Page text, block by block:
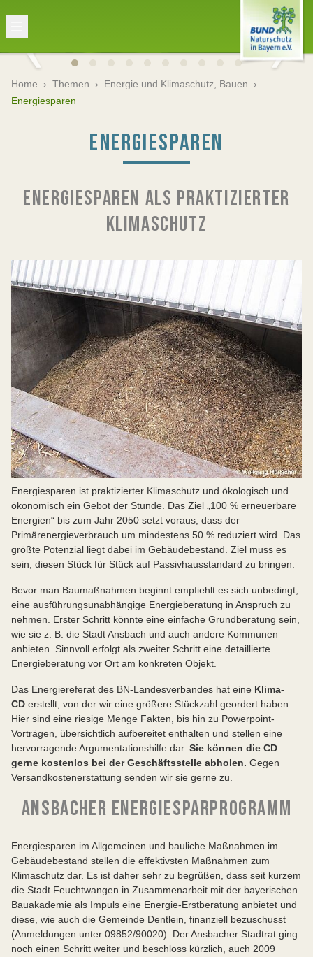
Home › Themen › Energie und Klimaschutz, Bauen ›
Energiesparen
ENERGIESPAREN
ENERGIESPAREN ALS PRAKTIZIERTER
KLIMASCHUTZ
Energiesparen ist praktizierter Klimaschutz und ökologisch und
ökonomisch ein Gebot der Stunde. Das Ziel „100 % erneuerbare
Energien“ bis zum Jahr 2050 setzt voraus, dass der
Primärenergieverbrauch um mindestens 50 % reduziert wird. Das
größte Potenzial liegt dabei im Gebäudebestand. Ziel muss es
sein, diesen Stück für Stück auf Passivhausstandard zu bringen.
Bevor man Baumaßnahmen beginnt empfiehlt es sich unbedingt,
eine ausführungsunabhängige Energieberatung in Anspruch zu
nehmen. Erster Schritt könnte eine einfache Grundberatung sein,
wie sie z. B. die Stadt Ansbach und auch andere Kommunen
anbieten. Sinnvoll erfolgt als zweiter Schritt eine detaillierte
Energieberatung vor Ort am konkreten Objekt.
Das Energiereferat des BN-Landesverbandes hat eine Klima-
CD erstellt, von der wir eine größere Stückzahl geordert haben.
Hier sind eine riesige Menge Fakten, bis hin zu Powerpoint-
Vorträgen, übersichtlich aufbereitet enthalten und stellen eine
hervorragende Argumentationshilfe dar. Sie können die CD
gerne kostenlos bei der Geschäftsstelle abholen. Gegen
Versandkostenerstattung senden wir sie gerne zu.
ANSBACHER ENERGIESPARPROGRAMM
Energiesparen im Allgemeinen und bauliche Maßnahmen im
Gebäudebestand stellen die effektivsten Maßnahmen zum
Klimaschutz dar. Es ist daher sehr zu begrüßen, dass seit kurzem
die Stadt Feuchtwangen in Zusammenarbeit mit der bayerischen
Bauakademie als Impuls eine Energie-Erstberatung anbietet und
diese, wie auch die Gemeinde Dentlein, finanziell bezuschusst
(Anmeldungen unter 09852/90020). Der Ansbacher Stadtrat ging
noch einen Schritt weiter und beschloss kürzlich, auch 2009